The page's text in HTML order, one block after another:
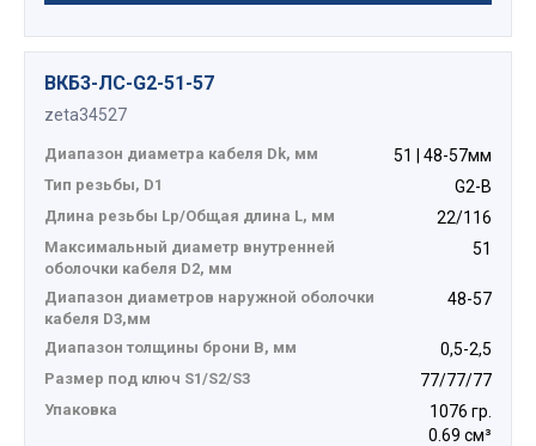
ВКБ3-ЛС-G2-51-57
zeta34527
Диапазон диаметра кабеля Dk, мм 51 | 48-57мм
Тип резьбы, D1 G2-B
Длина резьбы Lp/Общая длина L, мм 22/116
Максимальный диаметр внутренней
оболочки кабеля D2, мм
51
Диапазон диаметров наружной оболочки
кабеля D3,мм
48-57
Диапазон толщины брони В, мм 0,5-2,5
Размер под ключ S1/S2/S3 77/77/77
Упаковка
1076 гр.
0.69 см³